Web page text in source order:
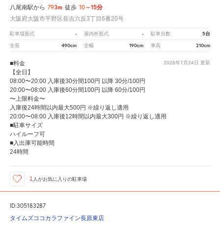
八尾南駅から 793m 徒歩 10～15分
大阪府大阪市平野区長吉六反3丁目6番20号
駐車場形式 - 屋内外形式 - 駐車台数 5台
全長 490cm 全幅 190cm 車高 210cm
2026年7月24日 更新
■料金
【全日】
08:00〜20:00 入庫後30分間100円 以降 30分/100円
20:00〜08:00 入庫後60分間100円 以降 60分/100円
〜上限料金〜
入庫後24時間以内最大500円 ※繰り返し適用
20:00〜08:00 入庫後12時間以内最大300円 ※繰り返し適用
■駐車サイズ
ハイルーフ可
■入出庫可能時間
24時間
1 人がお気に入りの駐車場
ID:305183287
タイムズココカラファイン長原東店